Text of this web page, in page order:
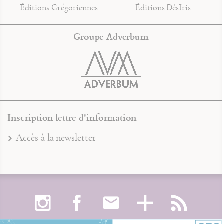
Éditions Grégoriennes Éditions DésIris
Groupe Adverbum
Inscription lettre d'information
Accès à la newsletter